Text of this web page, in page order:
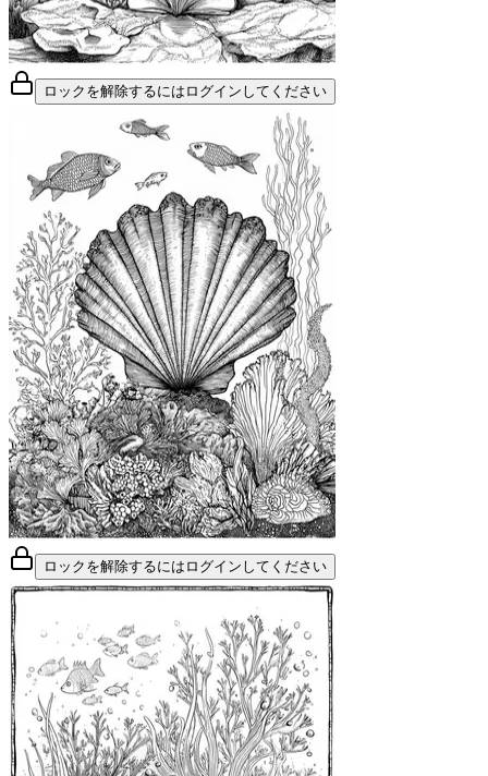
ロックを解除するにはログインしてください
ロックを解除するにはログインしてください